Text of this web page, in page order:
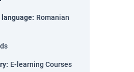
language: Romanian
: E-learning Courses